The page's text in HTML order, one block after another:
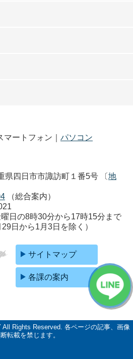
ートフォン｜ パソコン
県四日市市諏訪町１番5号 〔地
（総合案内）
日の8時30分から17時15分まで
日から1月3日を除く）
サイトマップ
各課の案内
Rights Reserved. 各ページの記事、画像
転載を禁じます。